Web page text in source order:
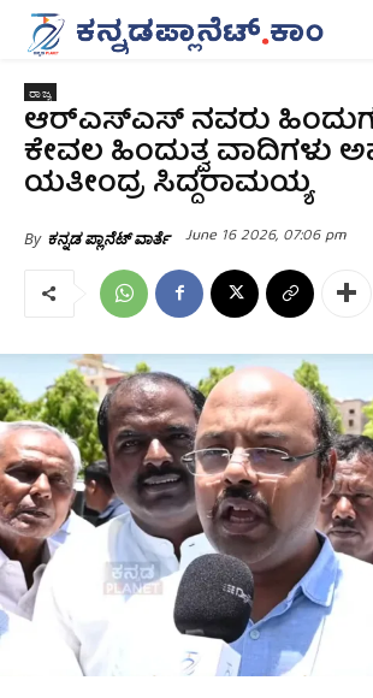
ರಾಜ್ಯ
ಆರ್‌ಎಸ್‌ಎಸ್‌ ನವರು
ಕೇವಲ ಹಿಂದುತ್ವ ವಾದಿಗಳು
ಯತೀಂದ್ರ ಸಿದ್ದರಾಮಯ್ಯ
By ಕನ್ನಡ ಪ್ಲಾನೆಟ್ ವಾರ್ತೆ June 16 2026, 07:06 pm